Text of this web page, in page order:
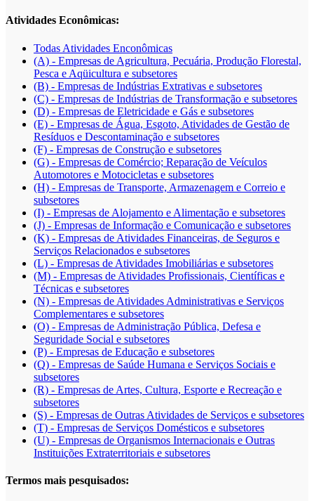
Atividades Econômicas:
Todas Atividades Enconômicas
(A) - Empresas de Agricultura, Pecuária, Produção Florestal,
Pesca e Aqüicultura e subsetores
(B) - Empresas de Indústrias Extrativas e subsetores
(C) - Empresas de Indústrias de Transformação e subsetores
(D) - Empresas de Eletricidade e Gás e subsetores
(E) - Empresas de Água, Esgoto, Atividades de Gestão de
Resíduos e Descontaminação e subsetores
(F) - Empresas de Construção e subsetores
(G) - Empresas de Comércio; Reparação de Veículos
Automotores e Motocicletas e subsetores
(H) - Empresas de Transporte, Armazenagem e Correio e
subsetores
(I) - Empresas de Alojamento e Alimentação e subsetores
(J) - Empresas de Informação e Comunicação e subsetores
(K) - Empresas de Atividades Financeiras, de Seguros e
Serviços Relacionados e subsetores
(L) - Empresas de Atividades Imobiliárias e subsetores
(M) - Empresas de Atividades Profissionais, Científicas e
Técnicas e subsetores
(N) - Empresas de Atividades Administrativas e Serviços
Complementares e subsetores
(O) - Empresas de Administração Pública, Defesa e
Seguridade Social e subsetores
(P) - Empresas de Educação e subsetores
(Q) - Empresas de Saúde Humana e Serviços Sociais e
subsetores
(R) - Empresas de Artes, Cultura, Esporte e Recreação e
subsetores
(S) - Empresas de Outras Atividades de Serviços e subsetores
(T) - Empresas de Serviços Domésticos e subsetores
(U) - Empresas de Organismos Internacionais e Outras
Instituições Extraterritoriais e subsetores
Termos mais pesquisados: